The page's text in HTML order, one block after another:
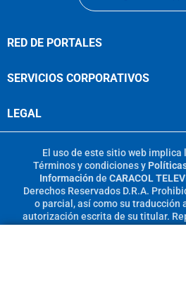
RED DE PORTALES
SERVICIOS CORPORATIVOS
LEGAL
El uso de este sitio web implica
Términos y condicionesy
Información de CARACOL
Derechos Reservados D.R.A.
o parcial, así como su traducción
autorización escrita de su titular.